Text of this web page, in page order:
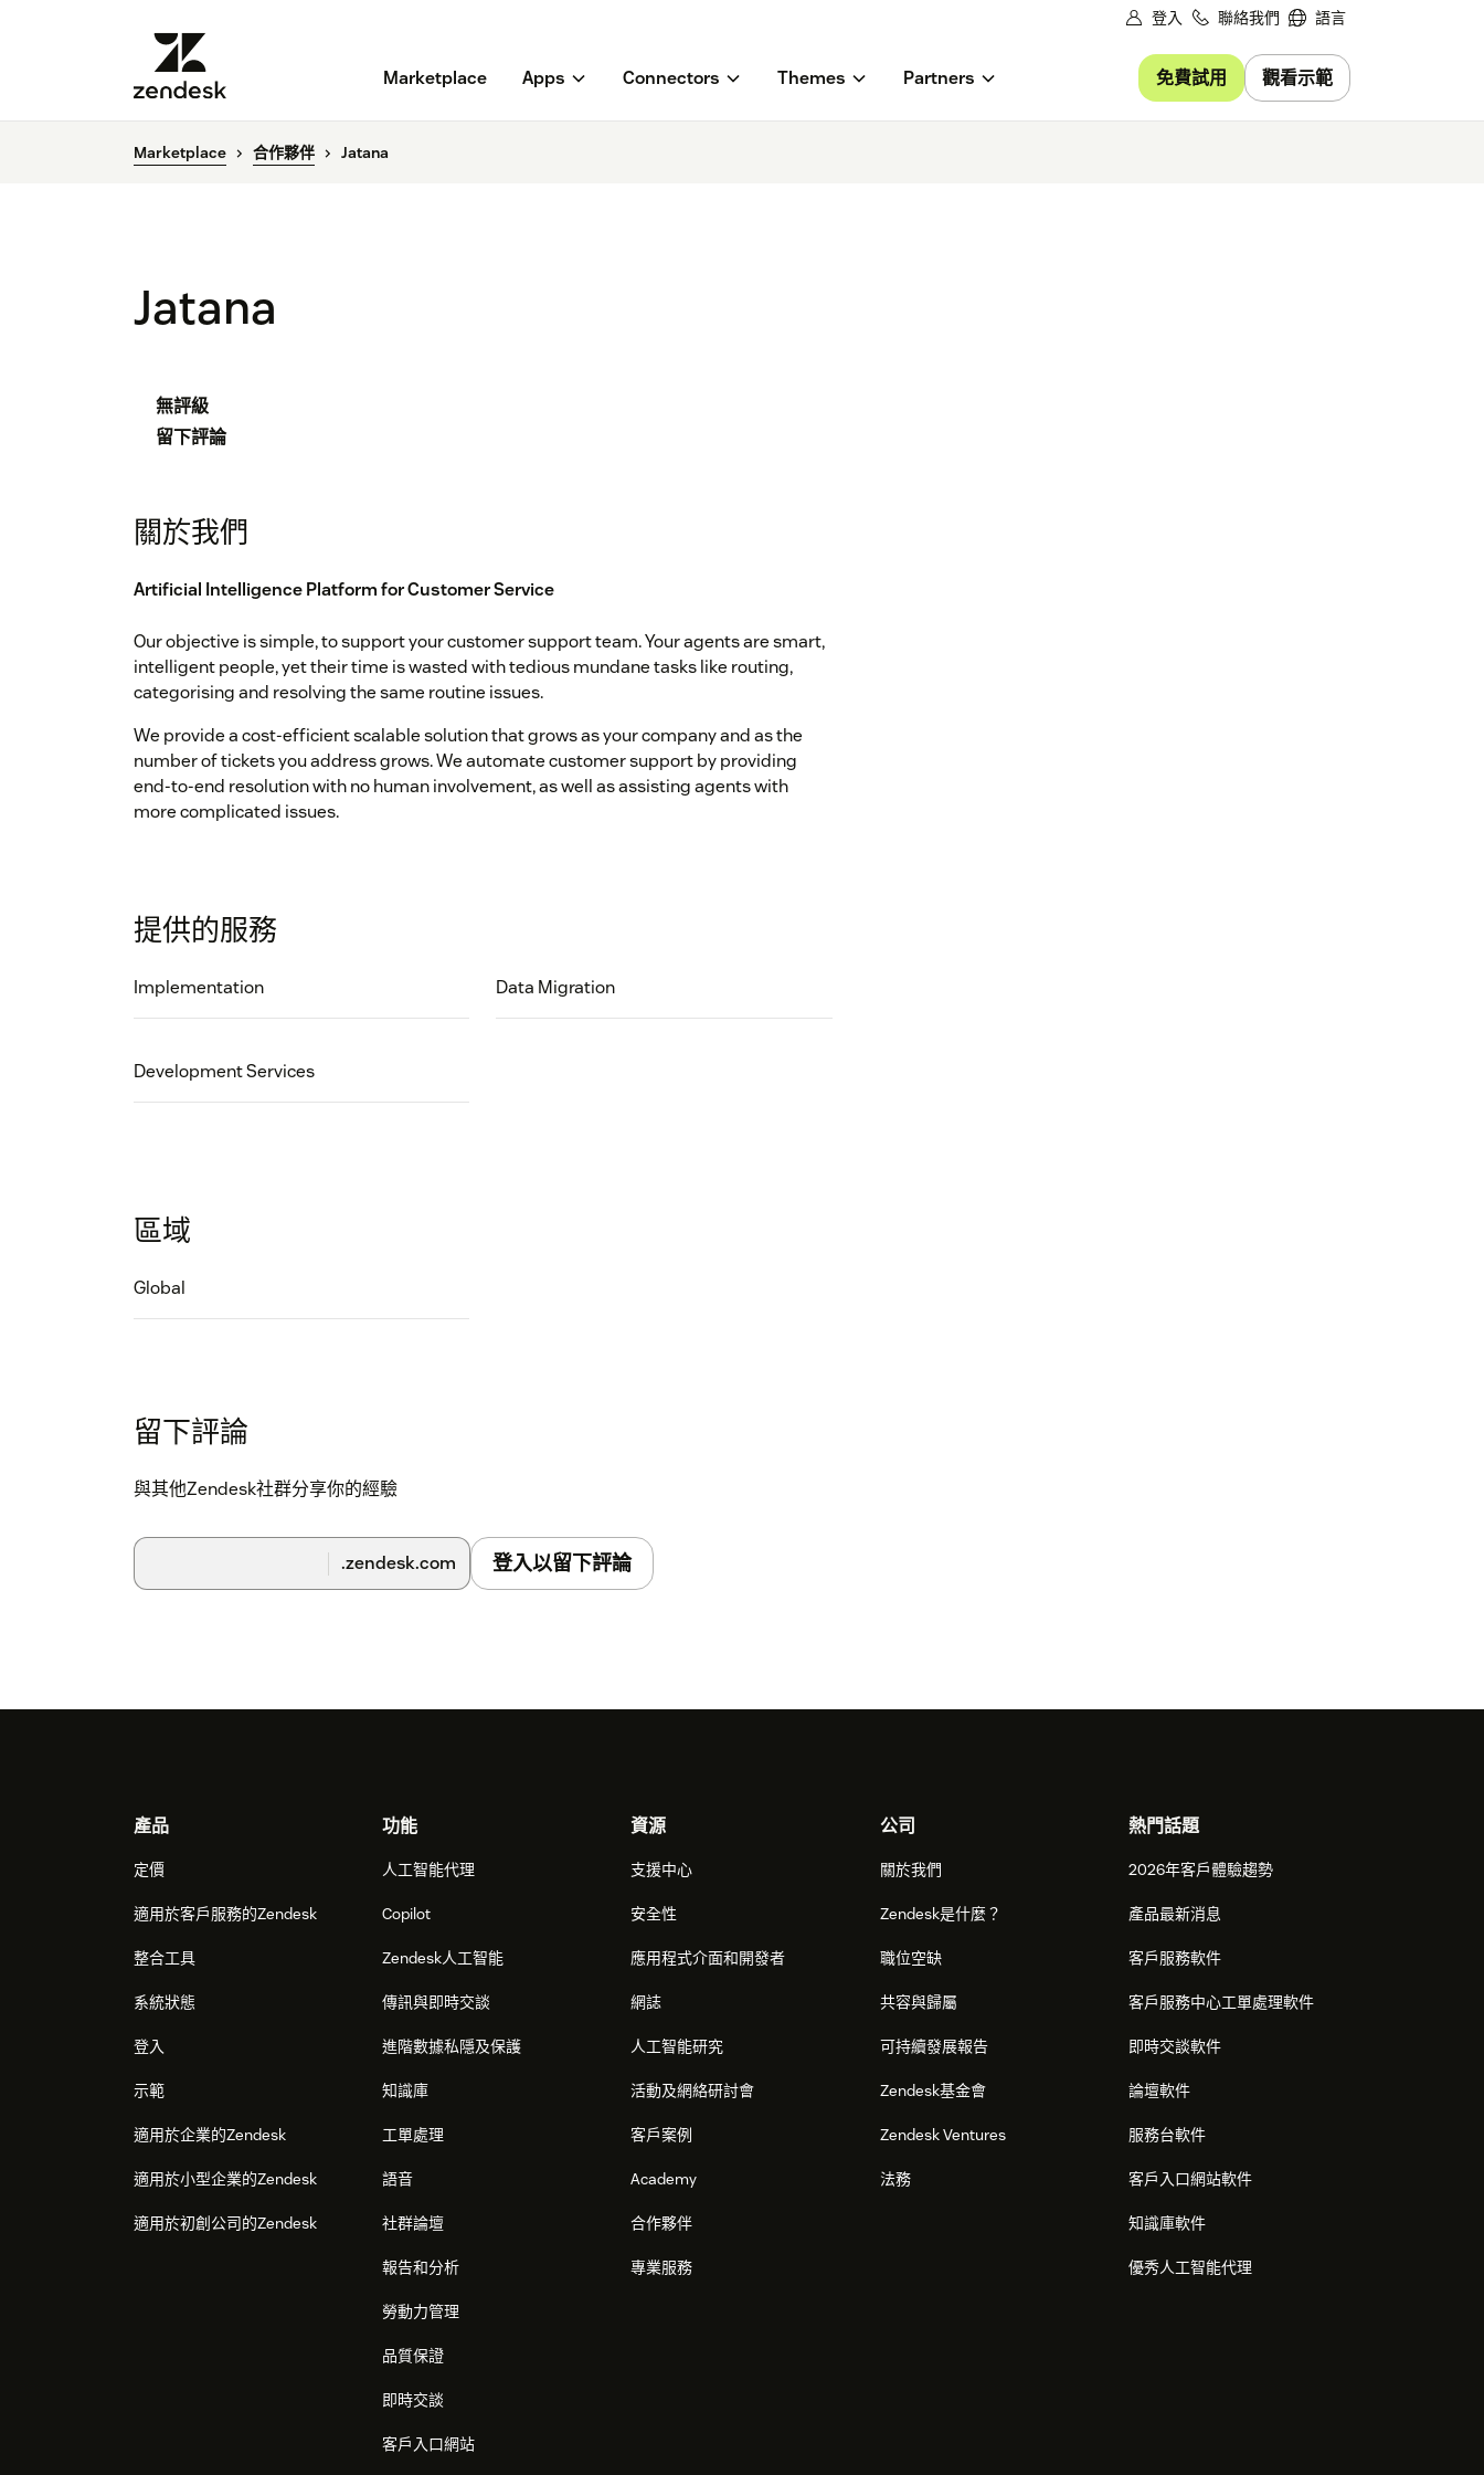
登入 聯絡我們 語言
Marketplace Apps Connectors Themes Partners 免費試用 觀看示範
Marketplace 合作夥伴 Jatana
Jatana
無評級
留下評論
關於我們
Artificial Intelligence Platform for Customer Service
Our objective is simple, to support your customer support team. Your agents are smart,
intelligent people, yet their time is wasted with tedious mundane tasks like routing,
categorising and resolving the same routine issues.
We provide a cost-efficient scalable solution that grows as your company and as the
number of tickets you address grows. We automate customer support by providing
end-to-end resolution with no human involvement, as well as assisting agents with
more complicated issues.
提供的服務
Implementation Data Migration
Development Services
區域
Global
留下評論
與其他Zendesk社群分享你的經驗
.zendesk.com 登入以留下評論
Footer產品
定價
適用於客戶服務的Zendesk
整合工具
系統狀態
登入
示範
適用於企業的Zendesk
適用於小型企業的Zendesk
適用於初創公司的Zendesk
功能
人工智能代理
Copilot
Zendesk人工智能
傳訊與即時交談
進階數據私隱及保護
知識庫
工單處理
語音
社群論壇
報告和分析
勞動力管理
品質保證
即時交談
客戶入口網站
資源
支援中心
安全性
應用程式介面和開發者
網誌
人工智能研究
活動及網絡研討會
客戶案例
Academy
合作夥伴
專業服務
公司
關於我們
Zendesk是什麼？
職位空缺
共容與歸屬
可持續發展報告
Zendesk基金會
Zendesk Ventures
法務
熱門話題
2026年客戶體驗趨勢
產品最新消息
客戶服務軟件
客戶服務中心工單處理軟件
即時交談軟件
論壇軟件
服務台軟件
客戶入口網站軟件
知識庫軟件
優秀人工智能代理